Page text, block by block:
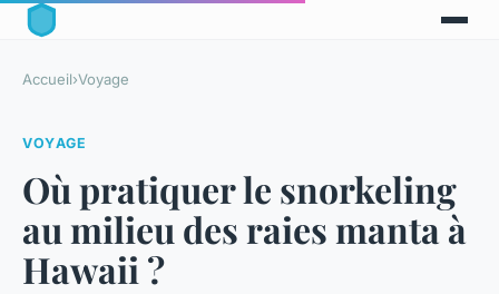
Accueil›Voyage
VOYAGE
Où pratiquer le snorkeling
au milieu des raies manta à
Hawaii ?